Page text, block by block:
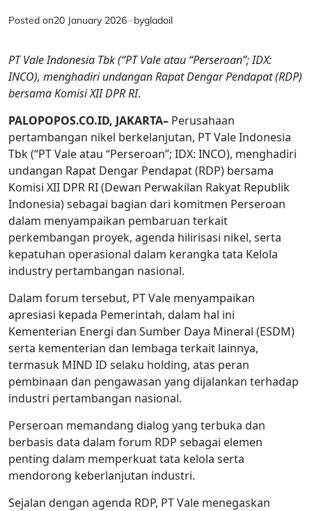
Posted on20 January 2026 bygladoil
PT Vale Indonesia Tbk (“PT Vale atau “Perseroan”; IDX:
INCO), menghadiri undangan Rapat Dengar Pendapat (RDP)
bersama Komisi XII DPR RI.
PALOPOPOS.CO.ID, JAKARTA– Perusahaan
pertambangan nikel berkelanjutan, PT Vale Indonesia
Tbk (“PT Vale atau “Perseroan”; IDX: INCO), menghadiri
undangan Rapat Dengar Pendapat (RDP) bersama
Komisi XII DPR RI (Dewan Perwakilan Rakyat Republik
Indonesia) sebagai bagian dari komitmen Perseroan
dalam menyampaikan pembaruan terkait
perkembangan proyek, agenda hilirisasi nikel, serta
kepatuhan operasional dalam kerangka tata Kelola
industry pertambangan nasional.
Dalam forum tersebut, PT Vale menyampaikan
apresiasi kepada Pemerintah, dalam hal ini
Kementerian Energi dan Sumber Daya Mineral (ESDM)
serta kementerian dan lembaga terkait lainnya,
termasuk MIND ID selaku holding, atas peran
pembinaan dan pengawasan yang dijalankan terhadap
industri pertambangan nasional.
Perseroan memandang dialog yang terbuka dan
berbasis data dalam forum RDP sebagai elemen
penting dalam memperkuat tata kelola serta
mendorong keberlanjutan industri.
Sejalan dengan agenda RDP, PT Vale menegaskan